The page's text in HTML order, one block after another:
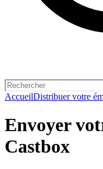
AccueilDistribuer votre
Envoyer
Castbox